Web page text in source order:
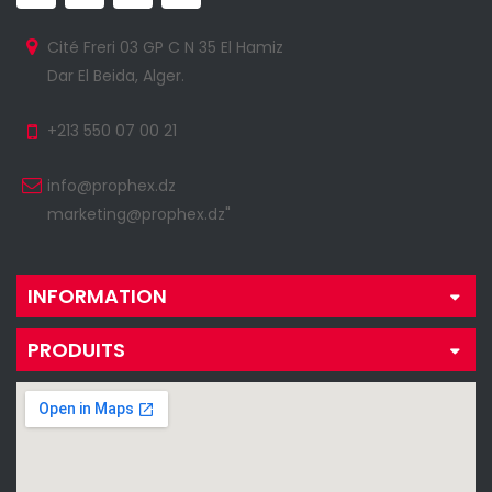
Cité Freri 03 GP C N 35 El Hamiz
Dar El Beida, Alger.
+213 550 07 00 21
info@prophex.dz
marketing@prophex.dz"
INFORMATION
PRODUITS